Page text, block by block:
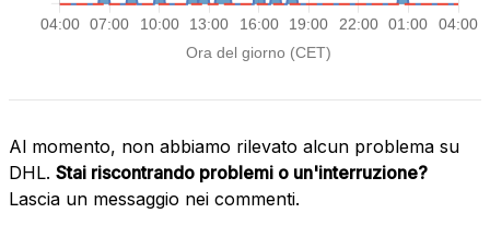
Al momento, non abbiamo rilevato alcun problema su
DHL. Stai riscontrando problemi o un'interruzione?
Lascia un messaggio nei commenti.